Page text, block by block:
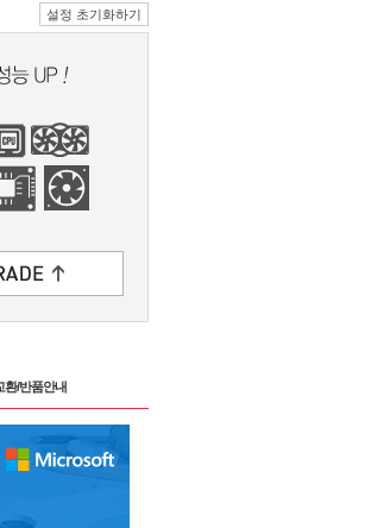
설정 초기화하기
환/반품안내